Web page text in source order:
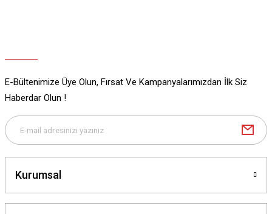
E-Bültenimize Üye Olun, Fırsat Ve Kampanyalarımızdan İlk Siz
Haberdar Olun !
Kurumsal